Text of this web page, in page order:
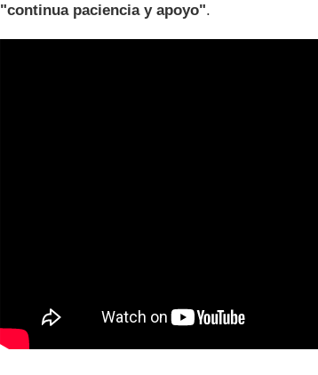
"continua paciencia y apoyo".